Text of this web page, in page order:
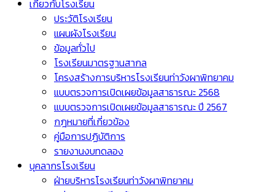
เกี่ยวกับโรงเรียน
ประวัติโรงเรียน
แผนผังโรงเรียน
ข้อมูลทั่วไป
โรงเรียนมาตรฐานสากล
โครงสร้างการบริหารโรงเรียนท่าวังผาพิทยาคม
แบบตรวจการเปิดเผยข้อมูลสาธารณะ 2568
แบบตรวจการเปิดเผยข้อมูลสาธารณะ ปี 2567
กฎหมายที่เกี่ยวข้อง
คู่มือการปฏิบัติการ
รายงานงบทดลอง
บุคลากรโรงเรียน
ฝ่ายบริหารโรงเรียนท่าวังผาพิทยาคม